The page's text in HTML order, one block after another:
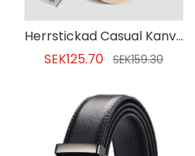
Herrstickad Casual Kanvasbälte
SEK125.70 SEK159.30